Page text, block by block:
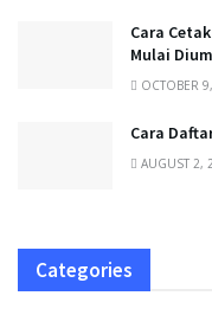
Cara
Mulai
OCTOBER
Cara
AUGUST 2,
Categories